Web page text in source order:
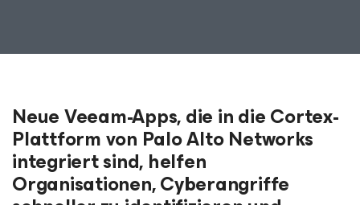
Neue Veeam-Apps, die in die Cortex-
Plattform von Palo Alto Networks
integriert sind, helfen
Organisationen, Cyberangriffe